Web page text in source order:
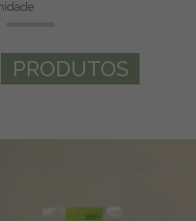
PRODUTOS